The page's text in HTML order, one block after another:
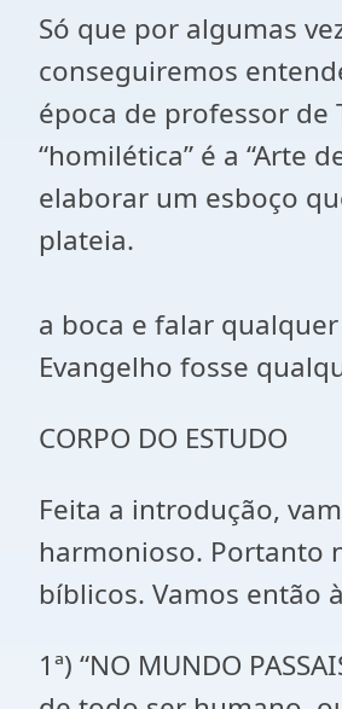
Só que por algumas
conseguiremos
época de professor de
“homilética” é a “Arte
elaborar um esboço
plateia.
Logo,
a boca e falar
Evangelho fosse
CORPO DO ESTUDO
Feita a introdução,
harmonioso. Portanto
bíblicos. Vamos então
1ª) “NO MUNDO